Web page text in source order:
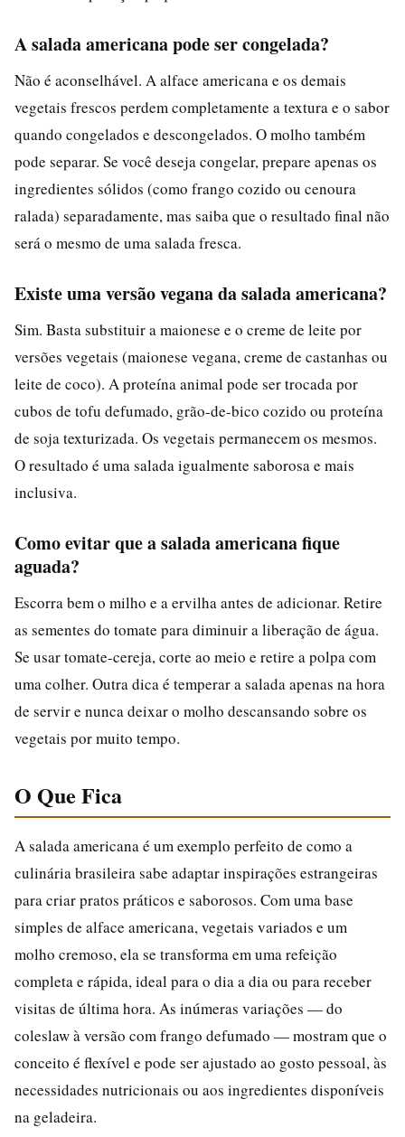
A salada americana pode ser congelada?
Não é aconselhável. A alface americana e os demais
vegetais frescos perdem completamente a textura e o sabor
quando congelados e descongelados. O molho também
pode separar. Se você deseja congelar, prepare apenas os
ingredientes sólidos (como frango cozido ou cenoura
ralada) separadamente, mas saiba que o resultado final não
será o mesmo de uma salada fresca.
Existe uma versão vegana da salada americana?
Sim. Basta substituir a maionese e o creme de leite por
versões vegetais (maionese vegana, creme de castanhas ou
leite de coco). A proteína animal pode ser trocada por
cubos de tofu defumado, grão-de-bico cozido ou proteína
de soja texturizada. Os vegetais permanecem os mesmos.
O resultado é uma salada igualmente saborosa e mais
inclusiva.
Como evitar que a salada americana fique
aguada?
Escorra bem o milho e a ervilha antes de adicionar. Retire
as sementes do tomate para diminuir a liberação de água.
Se usar tomate-cereja, corte ao meio e retire a polpa com
uma colher. Outra dica é temperar a salada apenas na hora
de servir e nunca deixar o molho descansando sobre os
vegetais por muito tempo.
O Que Fica
A salada americana é um exemplo perfeito de como a
culinária brasileira sabe adaptar inspirações estrangeiras
para criar pratos práticos e saborosos. Com uma base
simples de alface americana, vegetais variados e um
molho cremoso, ela se transforma em uma refeição
completa e rápida, ideal para o dia a dia ou para receber
visitas de última hora. As inúmeras variações — do
coleslaw à versão com frango defumado — mostram que o
conceito é flexível e pode ser ajustado ao gosto pessoal, às
necessidades nutricionais ou aos ingredientes disponíveis
na geladeira.